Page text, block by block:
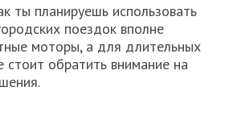
ты планируешь использовать
поездок вполне
моторы, а для длительных
стоит обратить внимание на